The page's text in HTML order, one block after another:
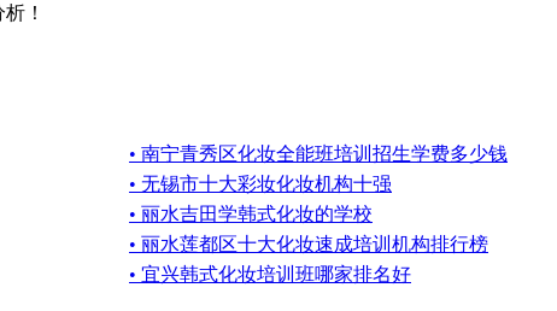
！
• 南宁青秀区化妆全能班培训招生学费多少钱
• 无锡市十大彩妆化妆机构十强
• 丽水吉田学韩式化妆的学校
• 丽水莲都区十大化妆速成培训机构排行榜
• 宜兴韩式化妆培训班哪家排名好